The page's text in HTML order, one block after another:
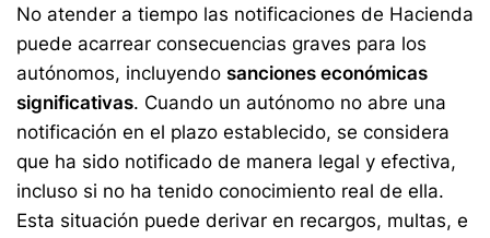
No atender a tiempo las notificaciones de Hacienda
puede acarrear consecuencias graves para los
autónomos, incluyendo sanciones económicas
significativas. Cuando un autónomo no abre una
notificación en el plazo establecido, se considera
que ha sido notificado de manera legal y efectiva,
incluso si no ha tenido conocimiento real de ella.
Esta situación puede derivar en recargos, multas, e